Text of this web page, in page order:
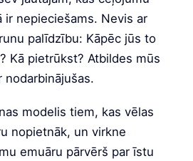
ir nepieciešams. Nevis ar
palīdzību: Kāpēc jūs to
Kā pietrūkst? Atbildes mūs
nodarbinājušas.
modelis tiem, kas vēlas
nopietnāk, un virkne
emuāru pārvērš par īstu